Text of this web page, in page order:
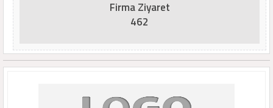
Firma Ziyaret
462